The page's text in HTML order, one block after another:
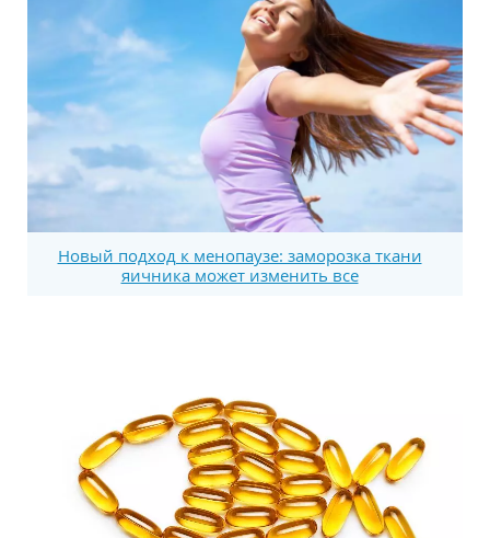
Новый подход к менопаузе: заморозка ткани
яичника может изменить все